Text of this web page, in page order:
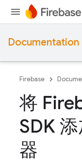
Documentation
Firebase
将
SDK
器